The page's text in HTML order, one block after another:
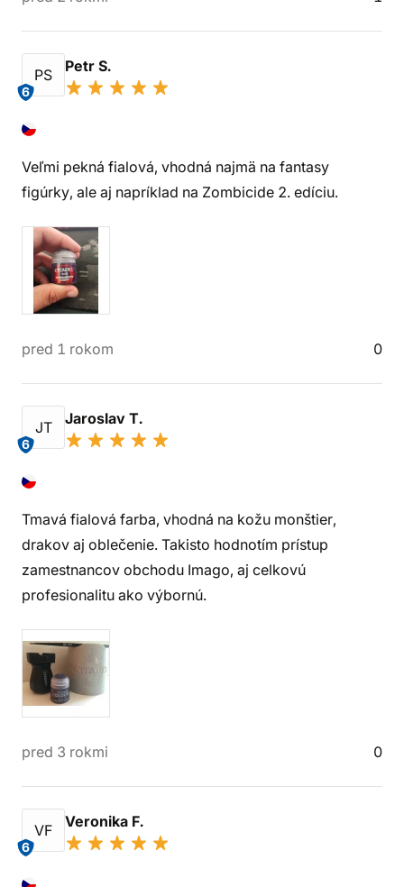
PS
6
Petr S.
Veľmi pekná fialová, vhodná najmä na fantasy
figúrky, ale aj napríklad na Zombicide 2. edíciu.
pred 1 rokom 0
JT
6
Jaroslav T.
Tmavá fialová farba, vhodná na kožu monštier,
drakov aj oblečenie. Takisto hodnotím prístup
zamestnancov obchodu Imago, aj celkovú
profesionalitu ako výbornú.
pred 3 rokmi 0
VF
6
Veronika F.